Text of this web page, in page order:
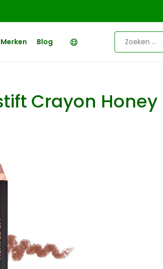
Merken Blog
Crayon Honey